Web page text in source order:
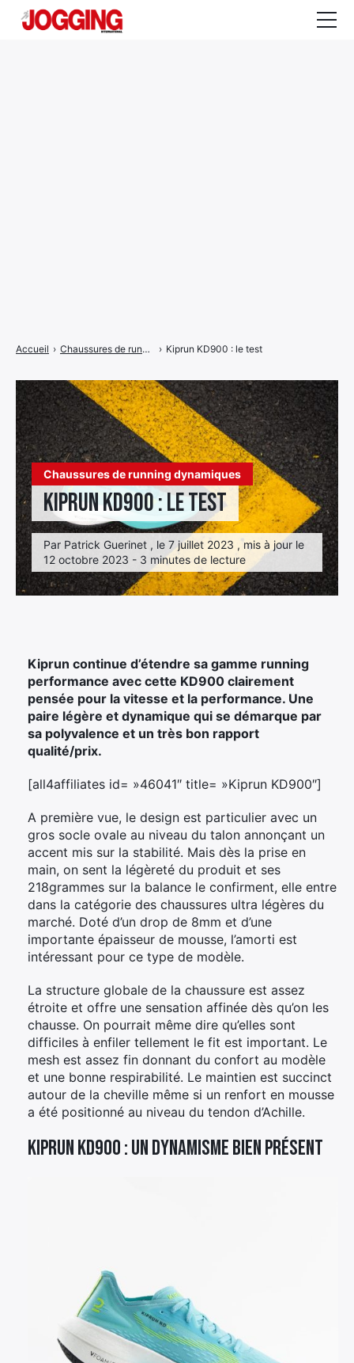
Chaussures de running dynamiques
Kiprun KD900 : le test
Par Patrick Guerinet , le 7 juillet 2023 , mis à jour le
12 octobre 2023 - 3 minutes de lecture
Accueil › Chaussures de running dynamiques › Kiprun KD900 : le test
Kiprun continue d’étendre sa gamme running
performance avec cette KD900 clairement
pensée pour la vitesse et la performance. Une
paire légère et dynamique qui se démarque par
sa polyvalence et un très bon rapport
qualité/prix.
[all4affiliates id= »46041″ title= »Kiprun KD900″]
A première vue, le design est particulier avec un
gros socle ovale au niveau du talon annonçant un
accent mis sur la stabilité. Mais dès la prise en
main, on sent la légèreté du produit et ses
218grammes sur la balance le confirment, elle entre
dans la catégorie des chaussures ultra légères du
marché. Doté d’un drop de 8mm et d’une
importante épaisseur de mousse, l’amorti est
intéressant pour ce type de modèle.
La structure globale de la chaussure est assez
étroite et offre une sensation affinée dès qu’on les
chausse. On pourrait même dire qu’elles sont
difficiles à enfiler tellement le fit est important. Le
mesh est assez fin donnant du confort au modèle
et une bonne respirabilité. Le maintien est succinct
autour de la cheville même si un renfort en mousse
a été positionné au niveau du tendon d’Achille.
Kiprun KD900 : un dynamisme bien présent
Élément
de
menu
Élément
de
menu
Élément
de
menu